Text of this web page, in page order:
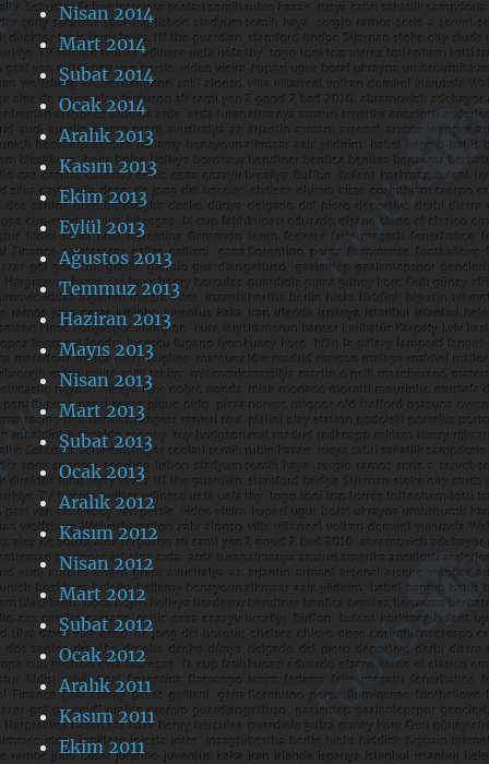
Nisan 2014
Mart 2014
Şubat 2014
Ocak 2014
Aralık 2013
Kasım 2013
Ekim 2013
Eylül 2013
Ağustos 2013
Temmuz 2013
Haziran 2013
Mayıs 2013
Nisan 2013
Mart 2013
Şubat 2013
Ocak 2013
Aralık 2012
Kasım 2012
Nisan 2012
Mart 2012
Şubat 2012
Ocak 2012
Aralık 2011
Kasım 2011
Ekim 2011